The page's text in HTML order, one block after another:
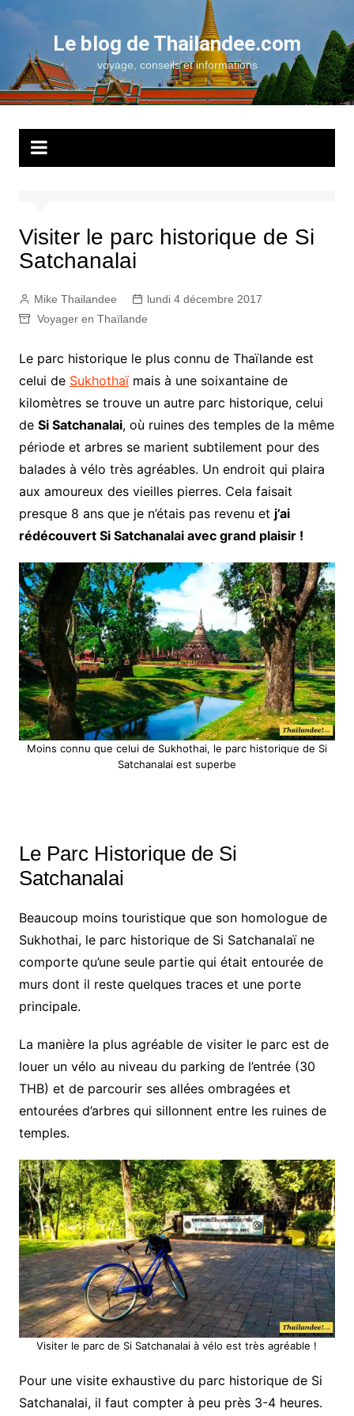
Aller
contenu
Le blog de Thailandee.com
voyage, conseils et informations
Visiter le parc historique de Si
Satchanalai
Mike Thailandee
lundi 4 décembre 2017
Voyager en Thaïlande
Le parc historique le plus connu de Thaïlande est
celui de Sukhothaïmais à une soixantaine de
kilomètres se trouve un autre parc historique, celui
de Si Satchanalai, où ruines des temples de la même
période et arbres se marient subtilement pour des
balades à vélo très agréables. Un endroit qui plaira
aux amoureux des vieilles pierres. Cela faisait
presque 8 ans que je n’étais pas revenu et j’ai
rédécouvert Si Satchanalai avec grand plaisir !
Moins connu que celui de Sukhothai, le parc historique de Si
Satchanalai est superbe
Le Parc Historique de Si
Satchanalai
Beaucoup moins touristique que son homologue de
Sukhothai, le parc historique de Si Satchanalaï ne
comporte qu’une seule partie qui était entourée de
murs dont il reste quelques traces et une porte
principale.
La manière la plus agréable de visiter le parc est de
louer un vélo au niveau du parking de l’entrée (30
THB) et de parcourir ses allées ombragées et
entourées d’arbres qui sillonnent entre les ruines de
temples.
Visiter le parc de Si Satchanalai à vélo est très agréable !
Pour une visite exhaustive du parc historique de Si
Satchanalai, il faut compter à peu près 3-4 heures.